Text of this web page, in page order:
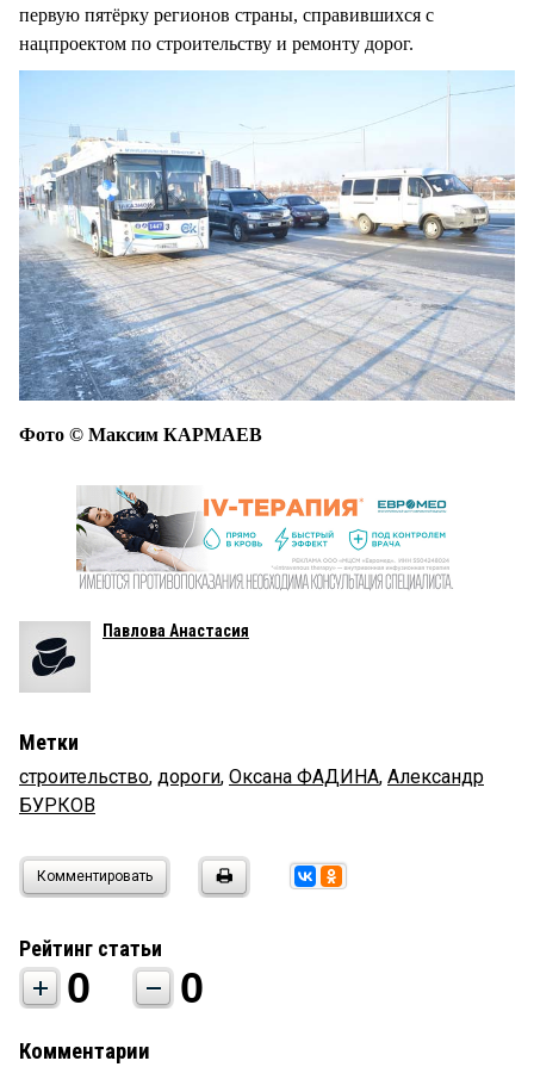
первую пятёрку регионов страны, справившихся с
нацпроектом по строительству и ремонту дорог.
Фото © Максим КАРМАЕВ
Павлова Анастасия
Метки
строительство, дороги, Оксана ФАДИНА, Александр
БУРКОВ
Комментировать
Рейтинг статьи
0 0
Комментарии